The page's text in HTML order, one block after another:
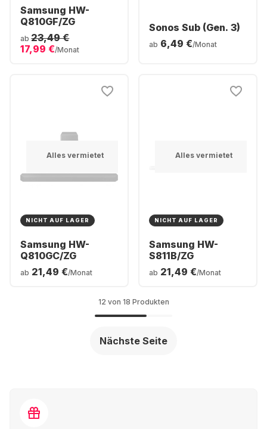
Samsung HW-
Q810GF/ZG
ab 23,49 €
17,99 €/Monat
Sonos Sub (Gen. 3)
ab 6,49 €/Monat
Alles vermietet
NICHT AUF LAGER
Samsung HW-
Q810GC/ZG
ab 21,49 €/Monat
Alles vermietet
NICHT AUF LAGER
Samsung HW-
S811B/ZG
ab 21,49 €/Monat
12 von 18 Produkten
Nächste Seite